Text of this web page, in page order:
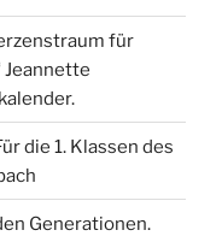
für
Jeannette
die 1. Klassen des
Generationen.